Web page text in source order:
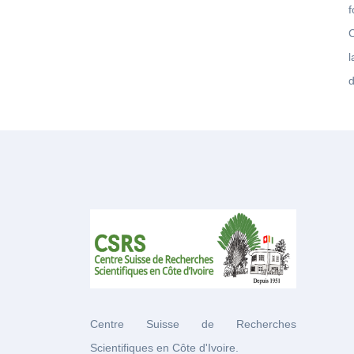
Centre Suisse de Recherches
Scientifiques en Côte d'Ivoire.